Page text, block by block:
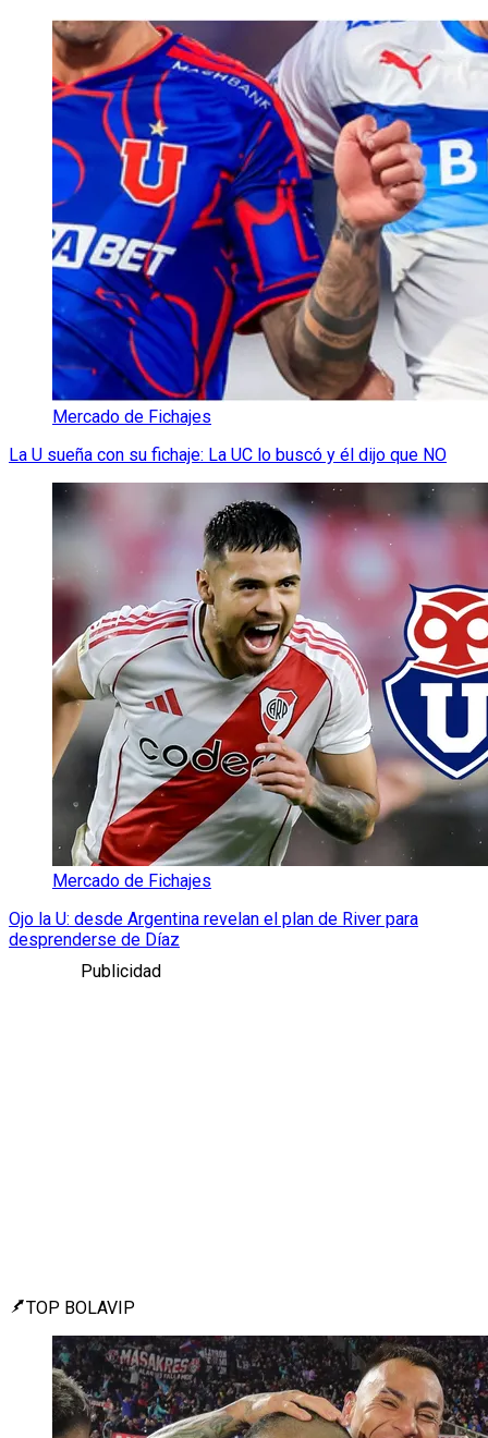
Mercado de Fichajes
La U sueña con su fichaje: La UC lo buscó y él dijo que NO
Mercado de Fichajes
Ojo la U: desde Argentina revelan el plan de River para
desprenderse de Díaz
Publicidad
TOP BOLAVIP